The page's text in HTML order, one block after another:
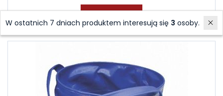
W ostatnich 7 dniach produktem interesują się 3 osoby.